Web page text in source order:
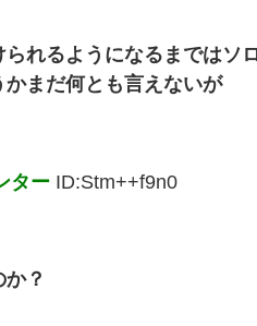
れるようになるまではソ
まだ何とも言えないが
ター ID:Stm++f9n0
？